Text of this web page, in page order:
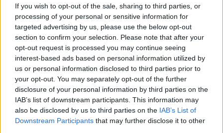
If you wish to opt-out of the sale, sharing to third parties, or
processing of your personal or sensitive information for
targeted advertising by us, please use the below opt-out
section to confirm your selection. Please note that after your
opt-out request is processed you may continue seeing
interest-based ads based on personal information utilized by
us or personal information disclosed to third parties prior to
your opt-out. You may separately opt-out of the further
disclosure of your personal information by third parties on the
IAB’s list of downstream participants. This information may
also be disclosed by us to third parties on the IAB’s List of
Downstream Participants that may further disclose it to other
7/4/2019: συνελήφθη με μαχαίρι στην Πετρούπολη
6/11/2021: σχηματίστηκε δικογραφία εις βάρος του
για εμπρησμό, έκρηξη, επικίνδυνες σωματικές
βλάβες, φθορά ξένης ιδιοκτησίας και ληστεία.
Συνελήφθη και προφυλακίστηκε, αλλά αφέθηκε
ελεύθερος με περιοριστικούς όρους.
Το όνομά του εμφανίζεται και πάλι σε δικογραφία
για εγκληματική οργάνωση με αρχηγό γυναίκα,
που οργάνωνε επιδρομές, κλοπές και επιθέσεις σε